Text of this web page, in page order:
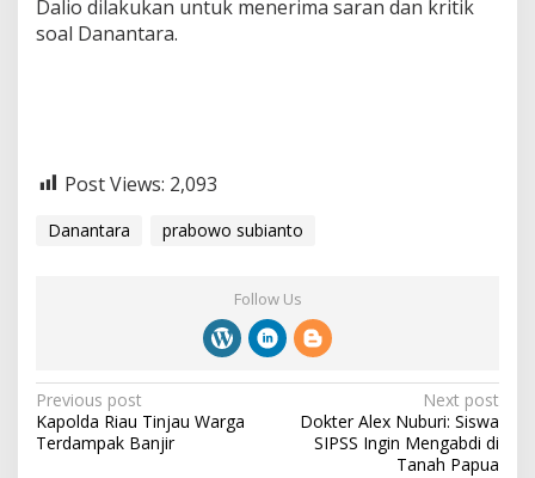
Dalio dilakukan untuk menerima saran dan kritik
soal Danantara.
Post Views: 2,093
Danantara prabowo subianto
Follow Us
P
o
Previous post
Kapolda Riau Tinjau Warga
Terdampak Banjir
Next post
Dokter Alex Nuburi: Siswa
SIPSS Ingin Mengabdi di
Tanah Papua